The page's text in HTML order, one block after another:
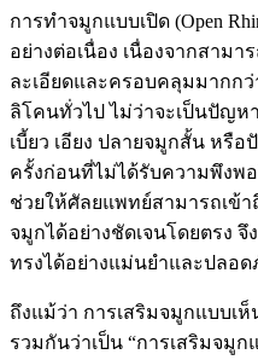
การทำจมูกแบบเปิด (Open
อย่างต่อเนื่อง เนื่องจากสาม
ละเอียดและครอบคลุมมากก
ลิโคนทั่วไป ไม่ว่าจะเป็นปัญห
เบี้ยว เอียง ปลายจมูกสั้น หรื
ครั้งก่อนที่ไม่ได้รับความพึงพ
ช่วยให้ศัลยแพทย์สามารถเข้
จมูกได้อย่างชัดเจนโดยตรง
ทรงได้อย่างแม่นยำและปลอ
ถึงแม้ว่า การเสริมจมูกแบบเห็
รวมกันว่าเป็น “การเสริมจมูก